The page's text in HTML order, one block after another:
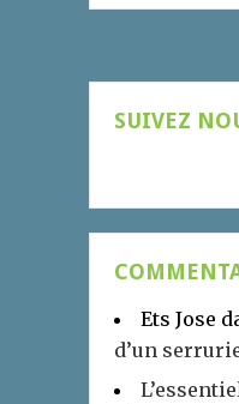
SUIVEZ
Ets Jose
d’un